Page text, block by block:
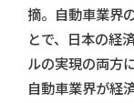
摘。自動車業界
とで、日本の経
ルの実現の両方
自動車業界が経